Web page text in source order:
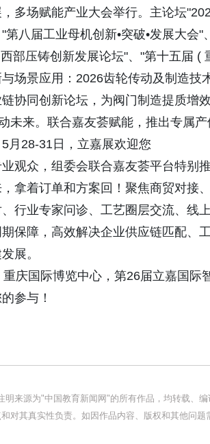
多场赋能产业大会举行。主论坛
第八届工业母机创新•突破•发展大
部压铸创新发展论坛"、"第十五届 (
场景应用：2026齿轮传动及制造
协同创新论坛，为阀门制造提质增
未来。联合嘉友荟赋能，推出专属
月28-31日，立嘉展欢迎您
观众，组委会联合嘉友荟平台特别
拿着订单和方案回！聚焦商贸对接
行业专家问诊、工艺圈层交流、线
保障，高效解决企业供应链匹配、
展。
庆国际博览中心，第26届立嘉国
参与！
明来源为"中国教育新闻网"的所有作品，均转载、
对其真实性负责。如因作品内容、版权和其他问